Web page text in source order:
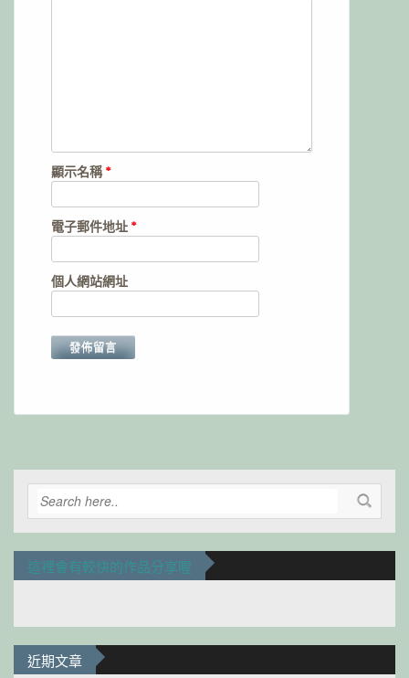
顯示名稱*
電子郵件地址 *
個人網站網址
這裡會有較快的作品分享喔
近期文章